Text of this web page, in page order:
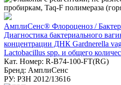
АмплиСенс® Флороценоз /
Диагностика бактериального
концентрации ДНК Gardnerella
Lactobacillus spp. и общего
Кат. Номер: R-B74-100-FT(RG)
Бренд: АмплиСенс
РУ: РЗН 2012/13616